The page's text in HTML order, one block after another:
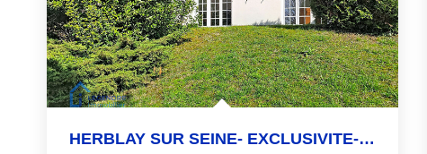
HERBLAY SUR SEINE- EXCLUSIVITE- 12 MINUTES GARE